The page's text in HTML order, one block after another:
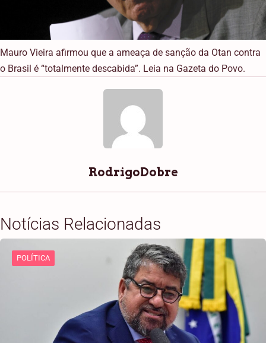
Mauro Vieira afirmou que a ameaça de sanção da Otan contra
o Brasil é “totalmente descabida”. Leia na Gazeta do Povo.
RodrigoDobre
Notícias Relacionadas
POLÍTICA